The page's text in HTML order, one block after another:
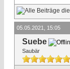
05.05.2021, 15:05
Suebe
Saubär